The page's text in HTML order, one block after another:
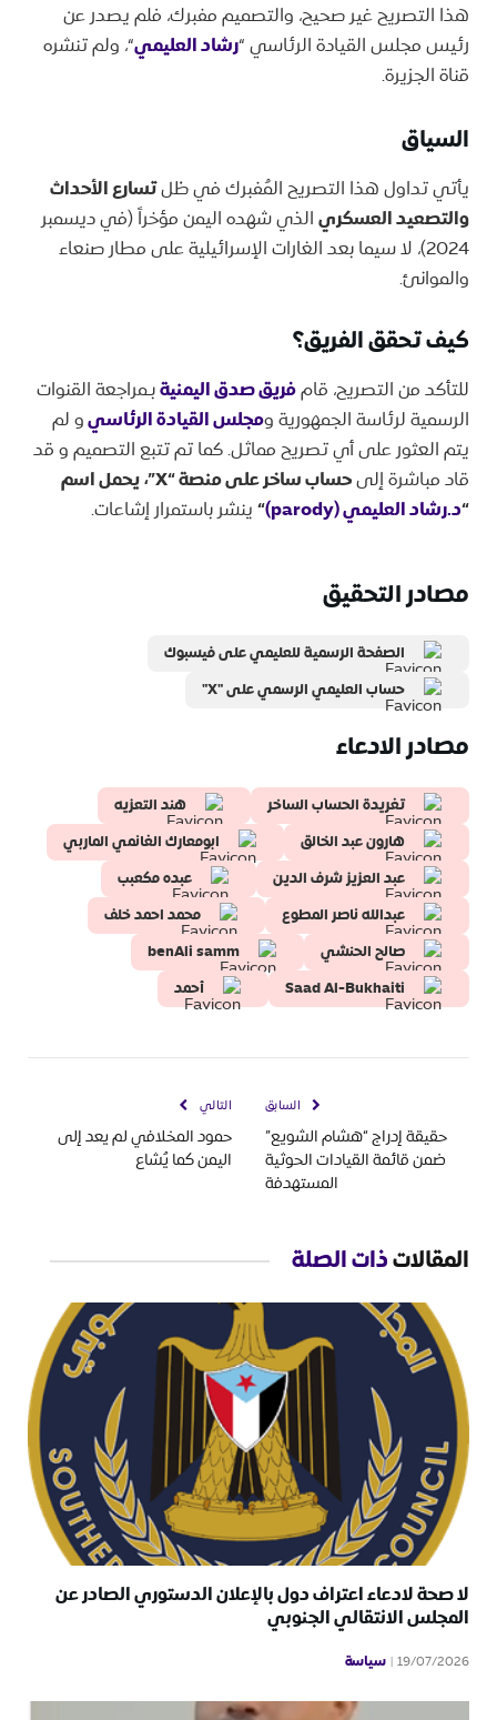
هذا التصريح غير صحيح، والتصميم مفبرك، فلم يصدر عن
رئيس مجلس القيادة الرئاسي “رشاد العليمي“، ولم تنشره
قناة الجزيرة.
السياق
يأتي تداول هذا التصريح المُفبرك في ظلتسارع الأحداث
والتصعيد العسكريالذي شهده اليمن مؤخراً (في ديسمبر
2024)، لا سيما بعد الغارات الإسرائيلية على مطار صنعاء
والموانئ.
كيف تحقق الفريق؟
للتأكد من التصريح، قامفريق صدق اليمنيةبـمراجعة القنوات
الرسمية لرئاسة الجمهورية ومجلس القيادة الرئاسيو لم
يتم العثور على أي تصريح مماثل. كما تم تتبع التصميم و قد
قاد مباشرة إلى
حساب ساخر على منصة “X”، يحمل اسم
“د.رشاد العليمي (parody) “ينشر باستمرار إشاعات.
مصادر التحقيق
الصفحة الرسمية للعليمي على فيسبوك
حساب العليمي الرسمي على "X"
مصادر الادعاء
تغريدة الحساب الساخر
هند التعزيه
هارون عبد الخالق
ابومعارك الغانمي الماربي
عبد العزيز شرف الدين
عبده مكعبب
محمد احمد خلف
صالح الحنشي
benAli samm
Saad Al-Bukhaiti
أحمد
السابق
حقيقة إدراج “هشام الشويع”
ضمن قائمة القيادات الحوثية
المستهدفة
التالي
حمود المخلافي لم يعد إلى
اليمن كما يُشاع
المقالاتذات الصلة
لا صحة لادعاء اعتراف دول بالإعلان الدستوري الصادر عن
المجلس الانتقالي الجنوبي
19/07/2026 سياسة